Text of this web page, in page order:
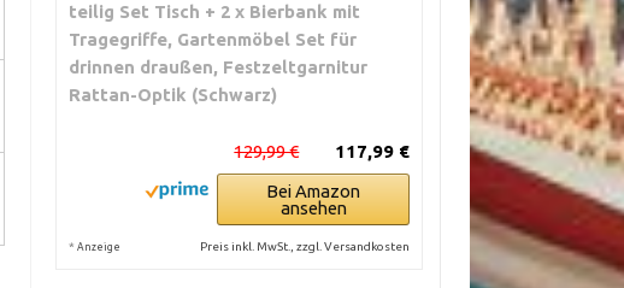
teilig Set Tisch + 2 x Bierbank mit
Tragegriffe, Gartenmöbel Set für
drinnen draußen, Festzeltgarnitur
Rattan-Optik (Schwarz)
117,99 €
129,99 €
Bei Amazon
ansehen
* Anzeige Preis inkl. MwSt., zzgl. Versandkosten